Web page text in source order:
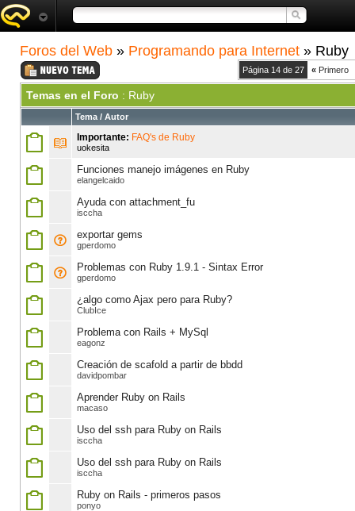
Foros del Web » Programando para Internet » Ruby
Página 14 de 27 « Primero
Temas en el Foro : Ruby
Tema / Autor
Importante: FAQ's de Ruby
uokesita
Funciones manejo imágenes en Ruby
elangelcaido
Ayuda con attachment_fu
isccha
exportar gems
gperdomo
Problemas con Ruby 1.9.1 - Sintax Error
gperdomo
¿algo como Ajax pero para Ruby?
ClubIce
Problema con Rails + MySql
eagonz
Creación de scafold a partir de bbdd
davidpombar
Aprender Ruby on Rails
macaso
Uso del ssh para Ruby on Rails
isccha
Uso del ssh para Ruby on Rails
isccha
Ruby on Rails - primeros pasos
ponyo